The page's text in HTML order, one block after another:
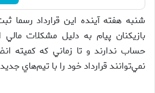
شنبه هفته آينده اين قرارداد رسما
بازيكنان پيام به دليل مشكلات
حساب ندارند و تا زماني كه كميته
نمي‌توانند قرارداد خود را با تيم‌هاي